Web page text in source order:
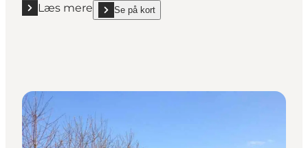
Læs mere
Læs mere "Shelter Frydenlund"
Se på kort
show Shelter Frydenlund on_map